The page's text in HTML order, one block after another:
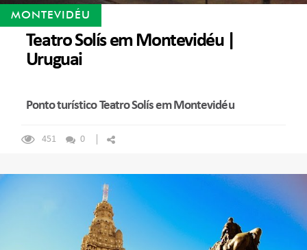
MONTEVIDÉU
Teatro Solís em Montevidéu |
Uruguai
Ponto turístico Teatro Solís em Montevidéu
451 0